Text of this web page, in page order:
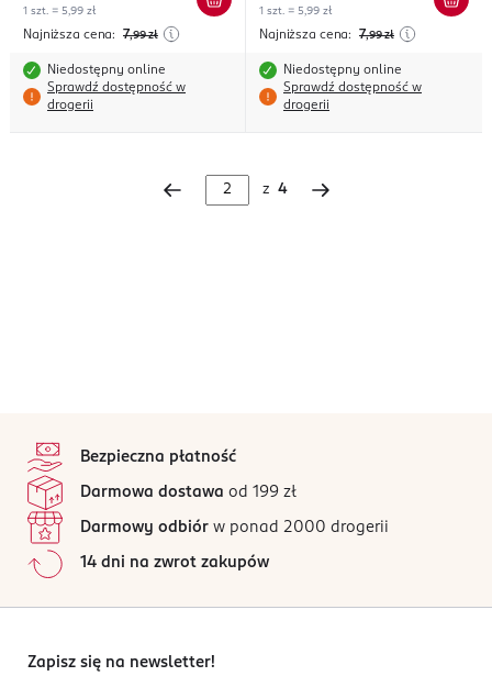
1 szt. = 5,99 zł
Najniższa cena: 7,99 zł
Niedostępny online
Sprawdź dostępność w
drogerii
1 szt. = 5,99 zł
Najniższa cena: 7,99 zł
Niedostępny online
Sprawdź dostępność w
drogerii
z 4
Bezpieczna płatność
Darmowa dostawa od 199 zł
Darmowy odbiór w ponad 2000 drogerii
14 dni na zwrot zakupów
Zapisz się na newsletter!